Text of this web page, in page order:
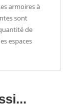
armoires à
sont
de
espaces